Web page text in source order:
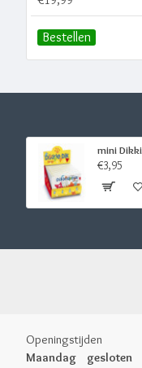
Bestellen
mini
€3,95
Openingstijden
Maandag
gesloten